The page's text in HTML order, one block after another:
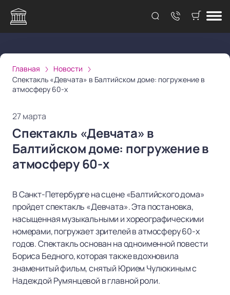
Главная
Новости
Спектакль «Девчата» в Балтийском доме: погружение в
атмосферу 60-х
27 марта
Спектакль «Девчата» в
Балтийском доме: погружение в
атмосферу 60-х
В Санкт-Петербурге на сцене «Балтийского дома»
пройдет спектакль «Девчата». Эта постановка,
насыщенная музыкальными и хореографическими
номерами, погружает зрителей в атмосферу 60-х
годов. Спектакль основан на одноименной повести
Бориса Бедного, которая также вдохновила
знаменитый фильм, снятый Юрием Чулюкиным с
Надеждой Румянцевой в главной роли.